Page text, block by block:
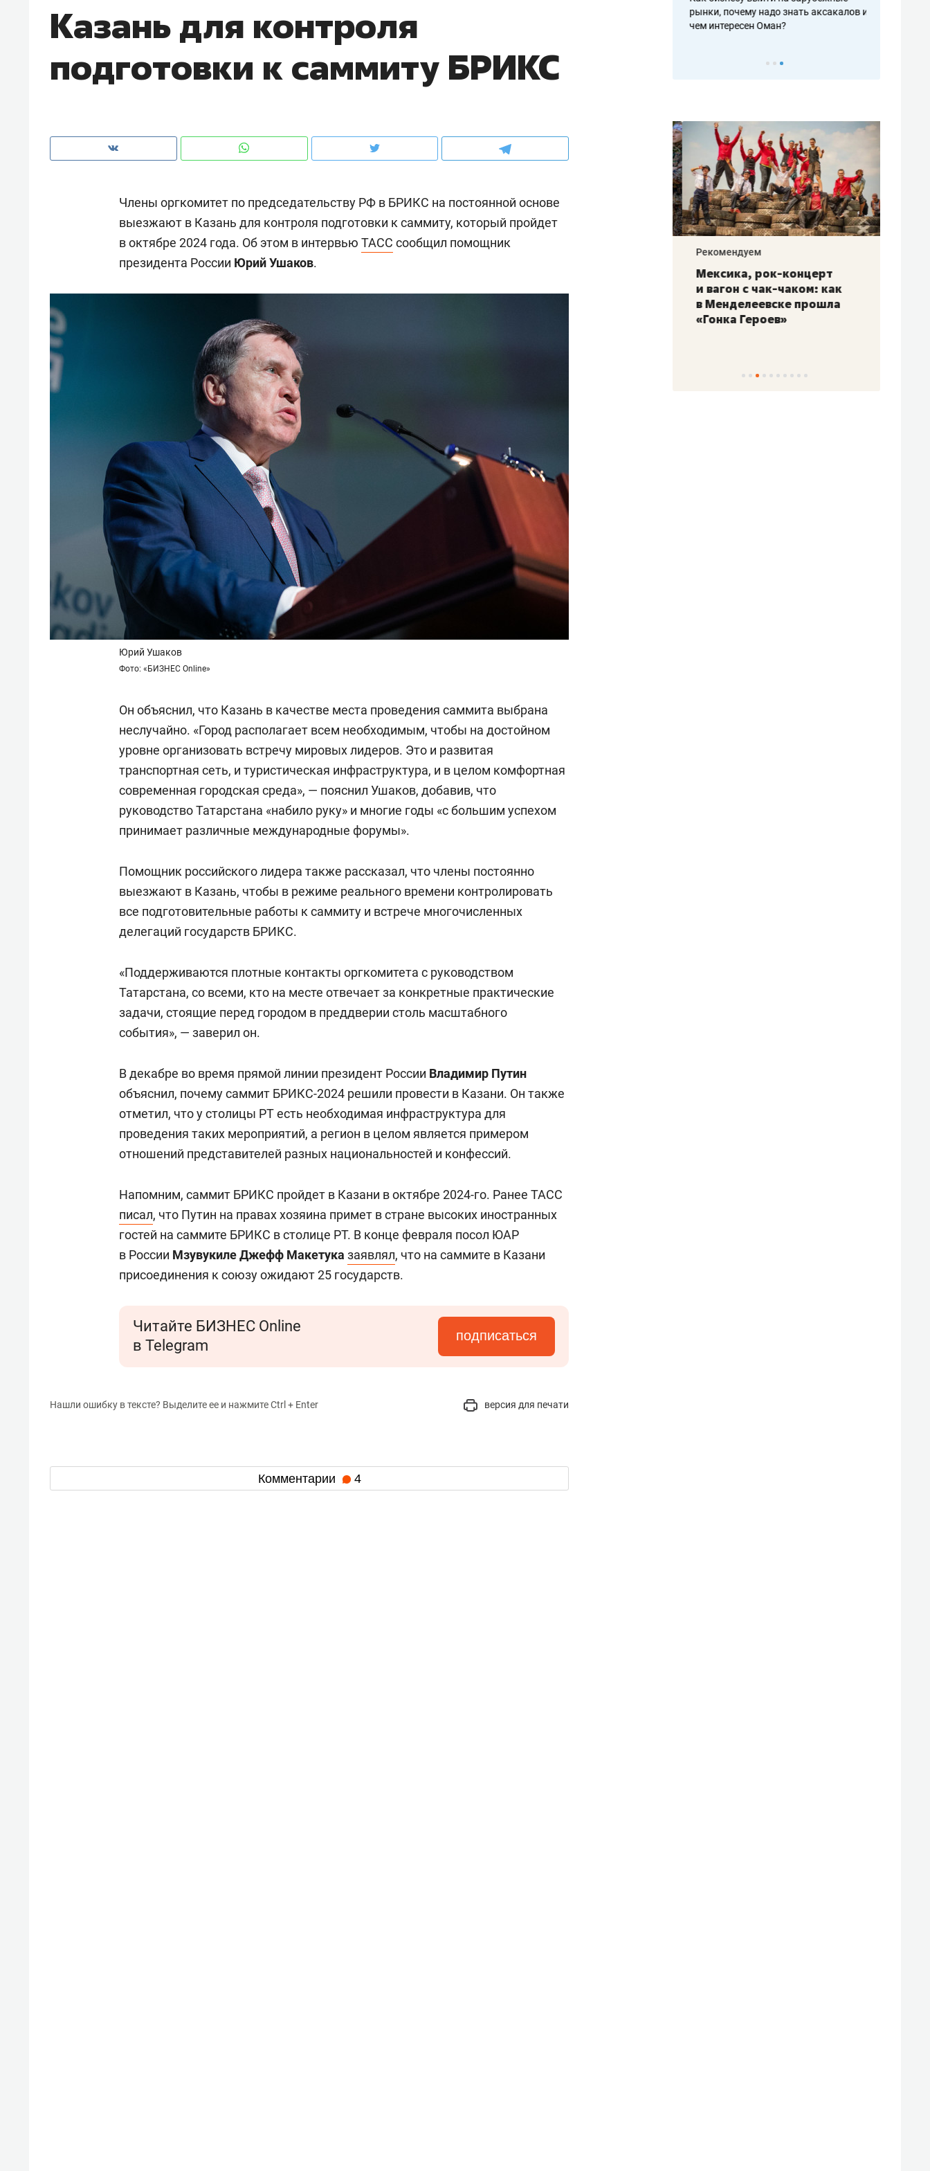
Казань для контроля
подготовки к саммиту БРИКС
Члены оргкомитет по председательству РФ в БРИКС на постоянной основе
выезжают в Казань для контроля подготовки к саммиту, который пройдет
в октябре 2024 года. Об этом в интервью ТАСС сообщил помощник
президента России Юрий Ушаков.
Юрий Ушаков
Фото: «БИЗНЕС Online»
Он объяснил, что Казань в качестве места проведения саммита выбрана
неслучайно. «Город располагает всем необходимым, чтобы на достойном
уровне организовать встречу мировых лидеров. Это и развитая
транспортная сеть, и туристическая инфраструктура, и в целом комфортная
современная городская среда», — пояснил Ушаков, добавив, что
руководство Татарстана «набило руку» и многие годы «с большим успехом
принимает различные международные форумы».
Помощник российского лидера также рассказал, что члены постоянно
выезжают в Казань, чтобы в режиме реального времени контролировать
все подготовительные работы к саммиту и встрече многочисленных
делегаций государств БРИКС.
«Поддерживаются плотные контакты оргкомитета с руководством
Татарстана, со всеми, кто на месте отвечает за конкретные практические
задачи, стоящие перед городом в преддверии столь масштабного
события», — заверил он.
В декабре во время прямой линии президент России Владимир Путин
объяснил, почему саммит БРИКС-2024 решили провести в Казани. Он также
отметил, что у столицы РТ есть необходимая инфраструктура для
проведения таких мероприятий, а регион в целом является примером
отношений представителей разных национальностей и конфессий.
Напомним, саммит БРИКС пройдет в Казани в октябре 2024-го. Ранее ТАСС
писал, что Путин на правах хозяина примет в стране высоких иностранных
гостей на саммите БРИКС в столице РТ. В конце февраля посол ЮАР
в России Мзувукиле Джефф Макетука заявлял, что на саммите в Казани
присоединения к союзу ожидают 25 государств.
Читайте БИЗНЕС Online
в Telegram
подписаться
Нашли ошибку в тексте? Выделите ее и нажмите Ctrl + Enter версия для печати
Комментарии 4
чем интересен Оман?
клиентах и чудных запросах мастеров
рынки, почему надо знать аксакалов и
чем интересен Оман?
Как ГК «МИР ГРУПП» и ВТБ
Рекомендуем Рекомендуем Рекомендуем
Мексика, рок-концерт
и вагон с чак-чаком: как
в Менделеевске прошла
«Гонка Героев»